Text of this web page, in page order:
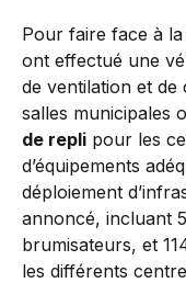
Pour faire face à
ont effectué une
de ventilation et de
salles municipales
de repli pour les
d’équipements
déploiement
annoncé, incluant
brumisateurs, et
les différents